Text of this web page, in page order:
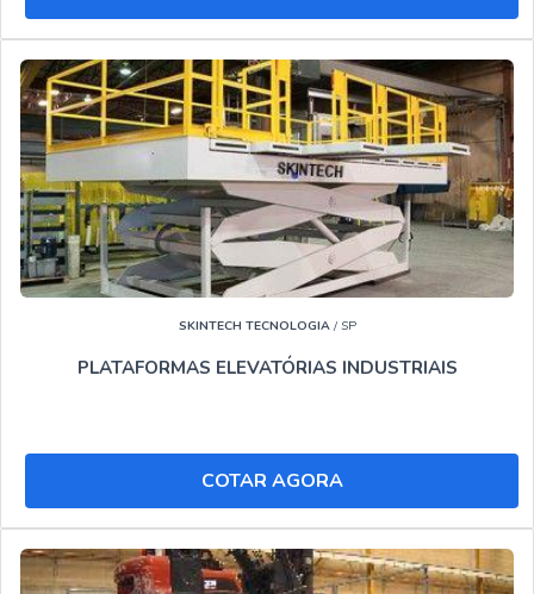
Sem trocar o foco sobre Plataforma elevatória aluguel
produtos e serviços com ótima qualidade e tecnologia
própria, características simples mas que mostram o
comprometimento da empresa com seus clientes.
SOLUÇÕES INDUSTRIAIS, SUA OPÇÃO PARA
PLATAFORMA ELEVATÓRIA ALUGUEL SETE LAGOAS!
Saiba porquê o Soluções Industriais é referência quando
buscar por :
profissionais especializados
chat com atendimento humano
atendimento regionalizado
CONHEÇA MAIS DETALHES INTERESSANTES SOBRE
O SOLUÇÕES INDUSTRIAIS:
No Soluções Industriais você tem o que há de melhor no
mercado de Plataforma elevatória aluguel Sete Lagoas.
SKINTECH TECNOLOGIA/ SP
PLATAFORMAS ELEVATÓRIAS INDUSTRIAIS
COTAR AGORA